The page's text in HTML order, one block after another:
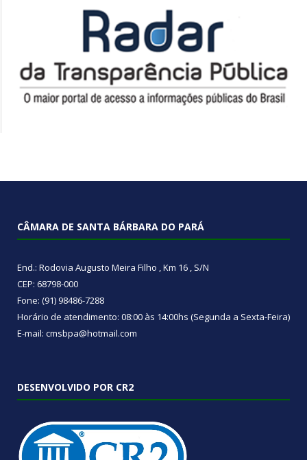
CÂMARA DE SANTA BÁRBARA DO PARÁ
End.: Rodovia Augusto Meira Filho , Km 16 , S/N
CEP: 68798-000
Fone: (91) 98486-7288
Horário de atendimento: 08:00 às 14:00hs (Segunda a Sexta-Feira)
E-mail: cmsbpa@hotmail.com
DESENVOLVIDO POR CR2